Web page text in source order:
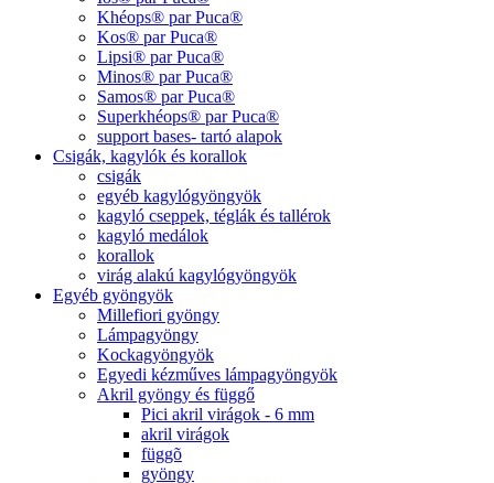
Khéops® par Puca®
Kos® par Puca®
Lipsi® par Puca®
Minos® par Puca®
Samos® par Puca®
Superkhéops® par Puca®
support bases- tartó alapok
Csigák, kagylók és korallok
csigák
egyéb kagylógyöngyök
kagyló cseppek, téglák és tallérok
kagyló medálok
korallok
virág alakú kagylógyöngyök
Egyéb gyöngyök
Millefiori gyöngy
Lámpagyöngy
Kockagyöngyök
Egyedi kézműves lámpagyöngyök
Akril gyöngy és függő
Pici akril virágok - 6 mm
akril virágok
függõ
gyöngy